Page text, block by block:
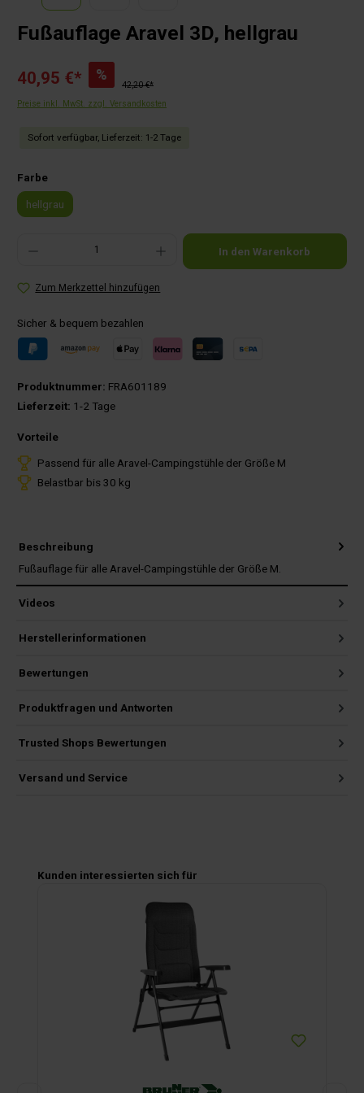
Fußauflage Aravel 3D, hellgrau
40,95 €* %
42,20 €*
Preise inkl. MwSt. zzgl. Versandkosten
Sofort verfügbar, Lieferzeit: 1-2 Tage
Farbeauswählen
hellgrau
Produkt Anzahl: Gib den gewünschten Wert ein oder benutze die Schaltflächen um die
In den Warenkorb
Zum Merkzettel hinzufügen
Sicher & bequem bezahlen
Produktnummer: FRA601189
Lieferzeit: 1-2 Tage
Vorteile
Passend für alle Aravel-Campingstühle der Größe M
Belastbar bis 30 kg
Beschreibung
Fußauflage für alle Aravel-Campingstühle der Größe M.
Videos
Herstellerinformationen
Bewertungen
Produktfragen und Antworten
Trusted Shops Bewertungen
Versand und Service
Produktgalerie überspringen
Kunden interessierten sich für